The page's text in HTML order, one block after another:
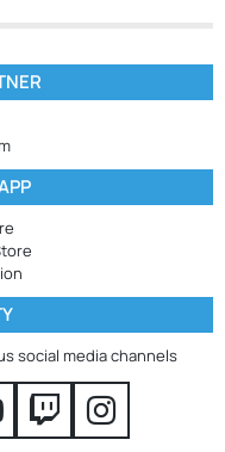
social media channels